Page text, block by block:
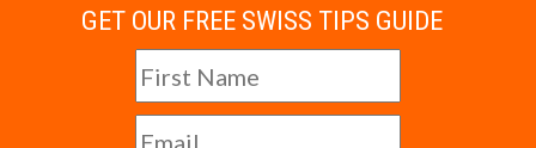
GET OUR FREE SWISS TIPS GUIDE